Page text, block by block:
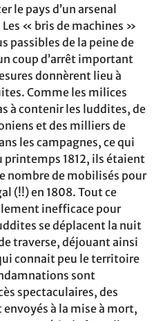
le pays d’un arsenal
« bris de machines »
passibles de la peine de
coup d’arrêt important
donnèrent lieu à
Comme les milices
à contenir les luddites, de
et des milliers de
les campagnes, ce qui
1812, ils étaient
nombre de mobilisés pour
(!!) en 1808. Tout ce
inefficace pour
se déplacent la nuit
traverse, déjouant ainsi
connait peu le territoire
sont
spectaculaires, des
à la mise à mort,